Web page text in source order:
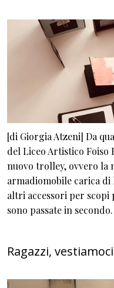
[di Giorgia Atzeni] Da
del Liceo Artistico Foiso
nuovo trolley, ovvero la
armadiomobile carica
altri accessori per
sono passate in
Ragazzi,